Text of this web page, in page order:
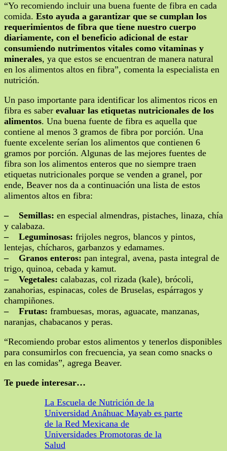
“Yo recomiendo incluir una buena fuente de fibra en cada
comida. Esto ayuda a garantizar que se cumplan los
requerimientos de fibra que tiene nuestro cuerpo
diariamente, con el beneficio adicional de estar
consumiendo nutrimentos vitales como vitaminas y
minerales, ya que estos se encuentran de manera natural
en los alimentos altos en fibra”, comenta la especialista en
nutrición.
Un paso importante para identificar los alimentos ricos en
fibra es saber evaluar las etiquetas nutricionales de los
alimentos. Una buena fuente de fibra es aquella que
contiene al menos 3 gramos de fibra por porción. Una
fuente excelente serían los alimentos que contienen 6
gramos por porción. Algunas de las mejores fuentes de
fibra son los alimentos enteros que no siempre traen
etiquetas nutricionales porque se venden a granel, por
ende, Beaver nos da a continuación una lista de estos
alimentos altos en fibra:
– Semillas: en especial almendras, pistaches, linaza, chía
y calabaza.
– Leguminosas: frijoles negros, blancos y pintos,
lentejas, chícharos, garbanzos y edamames.
– Granos enteros: pan integral, avena, pasta integral de
trigo, quinoa, cebada y kamut.
– Vegetales: calabazas, col rizada (kale), brócoli,
zanahorias, espinacas, coles de Bruselas, espárragos y
champiñones.
– Frutas: frambuesas, moras, aguacate, manzanas,
naranjas, chabacanos y peras.
“Recomiendo probar estos alimentos y tenerlos disponibles
para consumirlos con frecuencia, ya sean como snacks o
en las comidas”, agrega Beaver.
Te puede interesar…
La Escuela de Nutrición de la
Universidad Anáhuac Mayab es parte
de la Red Mexicana de
Universidades Promotoras de la
Salud